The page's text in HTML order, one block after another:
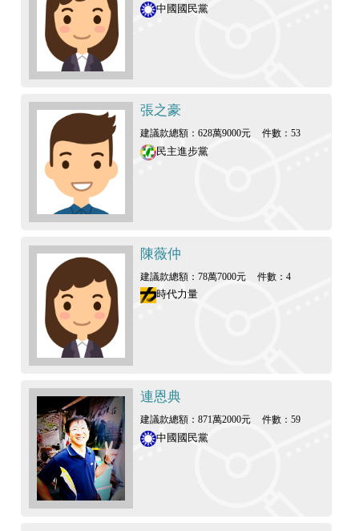
中國國民黨
張之豪
建議款總額：628萬9000元 件數：53
民主進步黨
陳薇仲
建議款總額：78萬7000元 件數：4
時代力量
連恩典
建議款總額：871萬2000元 件數：59
中國國民黨